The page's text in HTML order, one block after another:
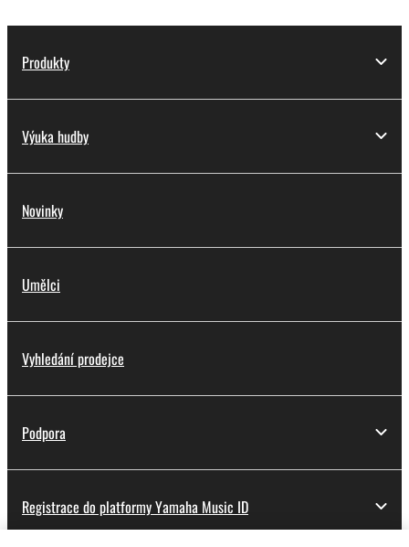
Produkty
Výuka hudby
Novinky
Umělci
Vyhledání prodejce
Podpora
Registrace do platformy Yamaha Music ID